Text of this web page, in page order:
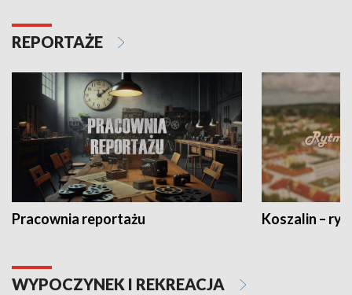
REPORTAŻE
Pracownia reportażu Koszalin –
WYPOCZYNEK I REKREACJA